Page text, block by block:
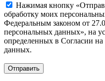
Нажимая кнопку
обработку моих
Федеральным законом от
персональных данных», на
определенных в Согласии
данных.